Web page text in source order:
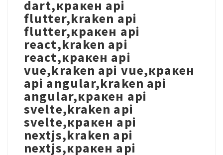
dart,кракен api
flutter,kraken api
flutter,кракен api
react,kraken api
react,кракен api
vue,kraken api vue,кракен
api angular,kraken api
angular,кракен api
svelte,kraken api
svelte,кракен api
nextjs,kraken api
nextjs,кракен api